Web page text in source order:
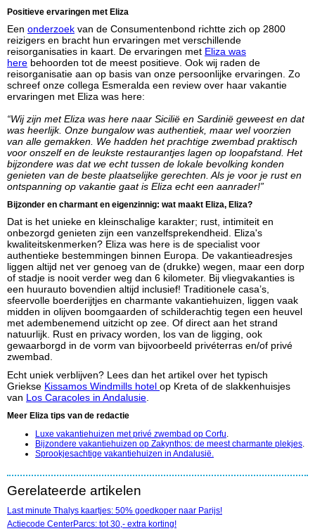
Positieve ervaringen met Eliza
Een onderzoek van de Consumentenbond richtte zich op 2800
reizigers en bracht hun ervaringen met verschillende
reisorganisaties in kaart. De ervaringen met Eliza was
here behoorden tot de meest positieve. Ook wij raden de
reisorganisatie aan op basis van onze persoonlijke ervaringen. Zo
schreef onze collega Esmeralda een review over haar vakantie
ervaringen met Eliza was here:
“Wij zijn met Eliza was here naar Sicilië en Sardinië geweest en dat
was heerlijk. Onze bungalow was authentiek, maar wel voorzien
van alle gemakken. We hadden het prachtige zwembad praktisch
voor onszelf en de leukste restaurantjes lagen op loopafstand. Het
bijzondere was dat we echt tussen de lokale bevolking konden
genieten van de beste plaatselijke gerechten. Als je voor je rust en
ontspanning op vakantie gaat is Eliza echt een aanrader!”
Bijzonder en charmant en eigenzinnig: wat maakt Eliza, Eliza?
Dat is het unieke en kleinschalige karakter; rust, intimiteit en
onbezorgd genieten zijn een vanzelfsprekendheid. Eliza's
kwaliteitskenmerken? Eliza was here is de specialist voor
authentieke bestemmingen binnen Europa. De vakantieadresjes
liggen altijd net ver genoeg van de (drukke) wegen, maar een dorp
of stadje is nooit verder weg dan 6 kilometer. Bij vliegvakanties is
een huurauto bovendien altijd inclusief! Traditionele casa’s,
sfeervolle boerderijtjes en charmante vakantiehuizen, liggen vaak
midden in olijven boomgaarden of schilderachtig tegen een heuvel
met adembenemend uitzicht op zee. Of direct aan het strand
natuurlijk. Rust en privacy worden, los van de ligging, ook
gewaarborgd in de vorm van bijvoorbeeld privéterras en/of privé
zwembad.
Echt uniek verblijven? Lees dan het artikel over het typisch
Griekse Kissamos Windmills hotel op Kreta of de slakkenhuisjes
van Los Caracoles in Andalusie
Meer Eliza tips van de redactie
Luxe vakantiehuizen met privé zwembad op Corfu.
Bijzondere vakantiehuizen op Zakynthos: de meest charmante plekjes.
Sprookjesachtige vakantiehuizen in Andalusië.
Gerelateerde artikelen
Last minute Thalys kaartjes: 50% goedkoper naar Parijs!
Actiecode CenterParcs: tot 30,- extra korting!